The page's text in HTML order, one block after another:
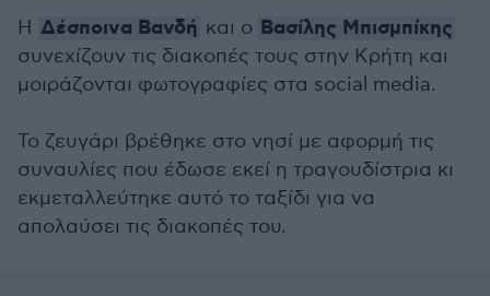
Η Δέσποινα Βανδή και ο Βασίλης Μπισμπίκης
συνεχίζουν τις διακοπές τους στην Κρήτη και
μοιράζονται φωτογραφίες στα social media.
Το ζευγάρι βρέθηκε στο νησί με αφορμή τις
συναυλίες που έδωσε εκεί η τραγουδίστρια κι
εκμεταλλεύτηκε αυτό το ταξίδι για να
απολαύσει τις διακοπές του.